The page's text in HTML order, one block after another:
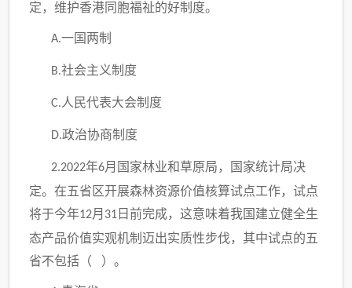
定，维护香港同胞福祉的好制度。
A.一国两制
B.社会主义制度
C.人民代表大会制度
D.政治协商制度
2.2022年6月国家林业和草原局，国家统计局决
定。在五省区开展森林资源价值核算试点工作，试点
将于今年12月 31 日前完成，这意味着我国建立健全生
态产品价值实观机制迈出实质性步伐，其中试点的五
省不包括（ ）。